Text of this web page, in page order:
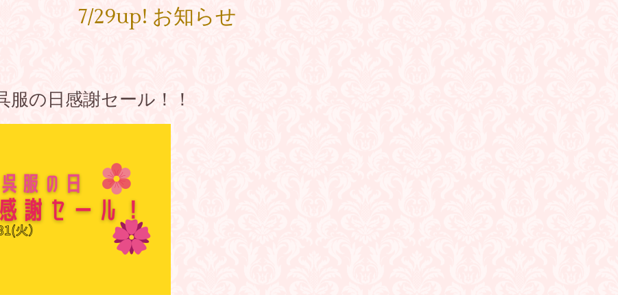
7/29up! お知らせ
の日感謝セール！！